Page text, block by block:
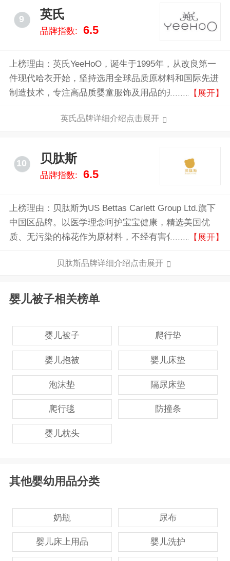
的产品。
9 英氏
品牌指数: 6.5
上榜理由：英氏YeeHoO，诞生于1995年，从改良第一
件现代哈衣开始，坚持选用全球品质原材料和国际先进
制造技术，专注高品质婴童服饰及用品的开发创新，倡
打造一站式高端婴童集合店，给予宝宝衣、食、住、
【展开】
英氏品牌详细介绍点击展开
10 贝肽斯
品牌指数: 6.5
上榜理由：贝肽斯为US Bettas Carlett Group Ltd.旗下
中国区品牌。以医学理念呵护宝宝健康，精选美国优
质、无污染的棉花作为原材料，不经有害化学加工，保
适。贝肽斯正在亚洲和欧洲多个地区建立自己的销售网
【展开】
贝肽斯品牌详细介绍点击展开
婴儿被子相关榜单
婴儿被子 爬行垫
婴儿抱被 婴儿床垫
泡沫垫 隔尿床垫
爬行毯 防撞条
婴儿枕头
其他婴幼用品分类
奶瓶 尿布
婴儿床上用品 婴儿洗护